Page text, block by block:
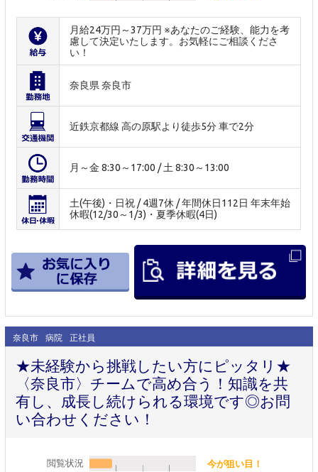
月給24万円～37万円 ※あなたのご経験、能力を考
慮して決定いたします。お気軽にご相談くださ
い！
奈良県 奈良市
近鉄京都線 高の原駅より徒歩5分 車で2分
月～金 8:30～17:00 / 土 8:30～13:00
土(午後)・日祝 / 4週7休 / 年間休日112日 年末年始
休暇(12/30～1/3)・夏季休暇(4日)
奈良市 病院 正社員
★未経験から挑戦したい方にピッタリ★
〈奈良市〉チームで高め合う！知識を共
有し、成長し続けられる環境です◎お問
い合わせください！
閲覧状況 今が狙い目！